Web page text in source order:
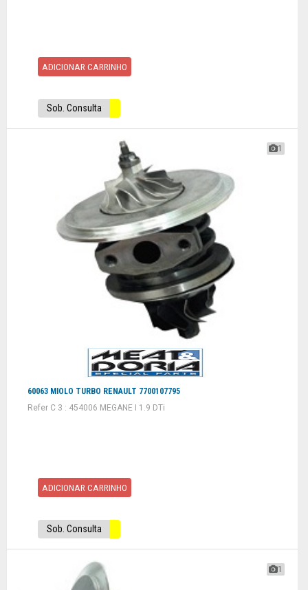
ADICIONAR CARRINHO
Sob. Consulta
1
60063 MIOLO TURBO RENAULT 7700107795
Refer C 3 : 454006 MEGANE I 1.9 DTi
ADICIONAR CARRINHO
Sob. Consulta
1